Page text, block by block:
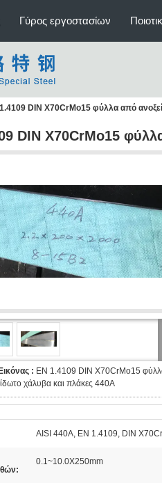
Γύρος εργοστασίων
DIN X70CrMo15 φύλλα από
DIN X70CrMo15
: EN 1.4109 DIN X70CrMo15
χάλυβα και πλάκες 440A
AISI 440A, EN 1.4109, DIN
0.1~10.0X250mm